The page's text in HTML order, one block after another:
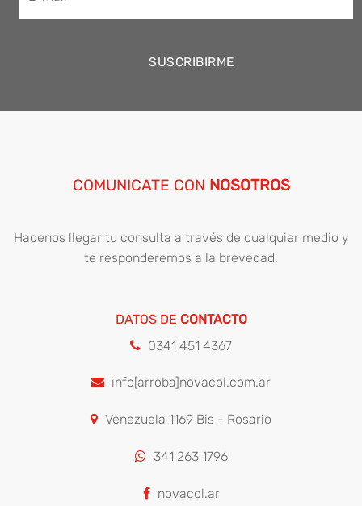
COMUNICATE CON NOSOTROS
Hacenos llegar tu consulta a través de cualquier medio y
te responderemos a la brevedad.
DATOS DE CONTACTO
0341 451 4367
info[arroba]novacol.com.ar
Venezuela 1169 Bis - Rosario
341 263 1796
novacol.ar